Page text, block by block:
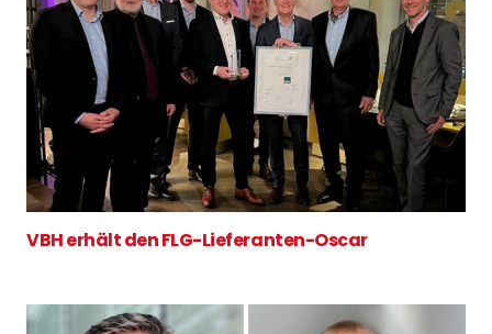
VBH erhält den FLG-Lieferanten-Oscar